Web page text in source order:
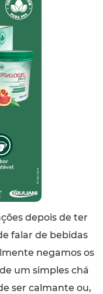
depois de ter
falar de bebidas
negamos os
um simples chá
ser calmante ou,